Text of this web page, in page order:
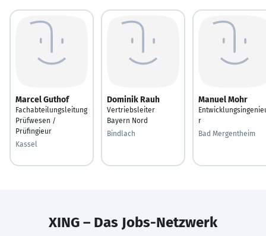
Marcel Guthof
Fachabteilungsleitung
Prüfwesen /
Prüfingieur
Kassel
Dominik Rauh
Vertriebsleiter
Bayern Nord
Bindlach
Manuel Mohr
r
Bad Mergentheim
XING – Das Jobs-Netzwerk